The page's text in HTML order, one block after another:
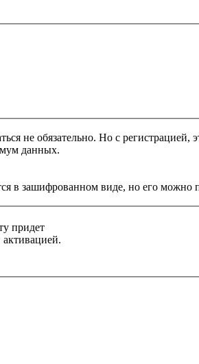
не обязательно. Но с регистрацией,
данных.
в зашифрованном виде, но его
придет